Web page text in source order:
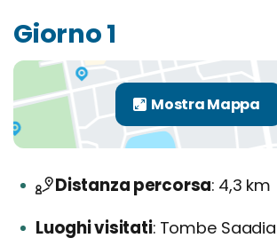
Giorno 1
Distanza percorsa 4,3 km
Luoghi visitati Tombe